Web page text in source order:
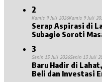
2
Kamis 9 Juli 2026Kamis 9 Juli
Serap Aspirasi di
Subagio Soroti
3
Senin 13 Juli 2026Senin 13 Juli
Baru Hadir di
Beli dan